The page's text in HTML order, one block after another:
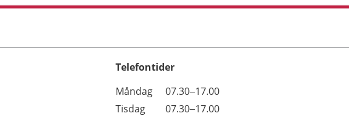
Telefontider
Dag
Öppettider
Kommentarer
Måndag
07.30–17.00
Tisdag
07.30–17.00